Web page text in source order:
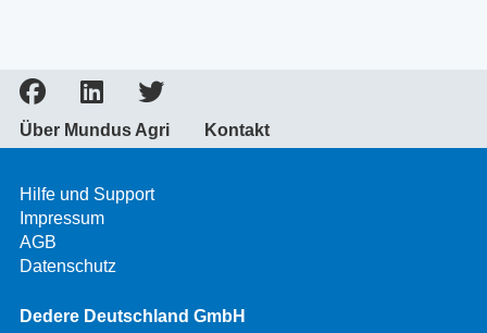
Über Mundus Agri Kontakt
Hilfe und Support
Impressum
AGB
Datenschutz
Dedere Deutschland GmbH